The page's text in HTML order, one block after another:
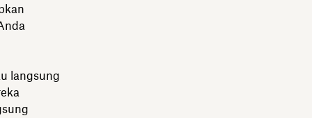
langsung